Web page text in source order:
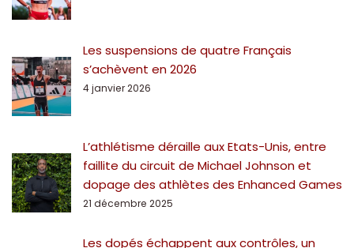
Les suspensions de quatre Français
s’achèvent en 2026
4 janvier 2026
L’athlétisme déraille aux Etats-Unis, entre
faillite du circuit de Michael Johnson et
dopage des athlètes des Enhanced Games
21 décembre 2025
Les dopés échappent aux contrôles, un